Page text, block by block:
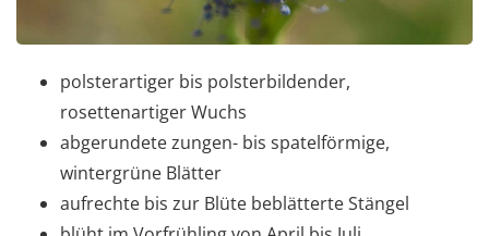
polsterartiger bis polsterbildender,
rosettenartiger Wuchs
abgerundete zungen- bis spatelförmige,
wintergrüne Blätter
aufrechte bis zur Blüte beblätterte Stängel